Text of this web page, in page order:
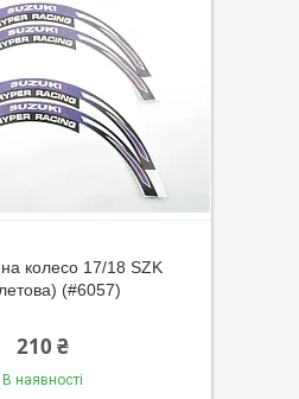
колесо 17/18 SZK
(#6057)
210 ₴
В наявності